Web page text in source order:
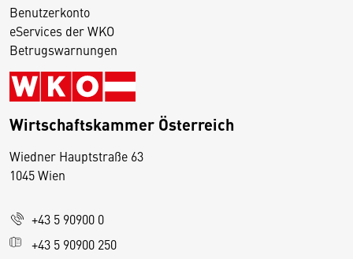
Benutzerkonto
eServices der WKO
Betrugswarnungen
Wirtschaftskammer Österreich
Wiedner Hauptstraße 63
1045 Wien
+43 5 90900 0
+43 5 90900 250
D
s
e